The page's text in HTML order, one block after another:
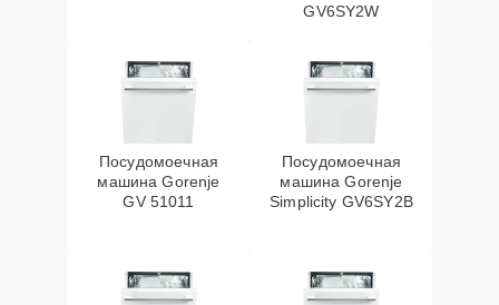
GV6SY2W
Посудомоечная
машина Gorenje
GV 51011
Посудомоечная
машина Gorenje
Simplicity GV6SY2B